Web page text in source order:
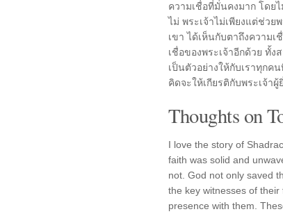
ความเชื่อที่มั่นคงมาก โดย
ไม่ พระเจ้าไม่เพียงแต่ช่ว
เขา ได้เห็นกับตาถึงความ
เชื่อของพระเจ้าอีกด้วย ทั้
เป็นตัวอย่างให้กับเราทุกค
คิดจะให้เกียรติกับพระเจ้าผู้
Thoughts on
I love the story of
faith was solid and
not. God not only saved
the key witnesses of
presence with them.